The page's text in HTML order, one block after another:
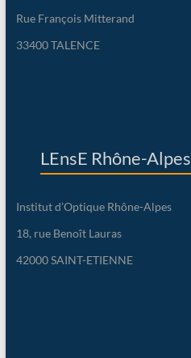
Rue François Mitterand
33400 TALENCE
LEnsE Rhône-Alpes
Institut d’Optique Rhône-Alpes
18, rue Benoît Lauras
42000 SAINT-ETIENNE